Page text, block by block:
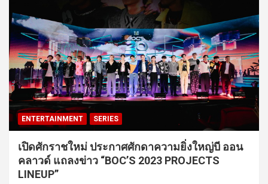
ENTERTAINMENT SERIES
เปิดศักราชใหม่ ประกาศศักดาความยิ่งใหญ่บี ออน
คลาวด์ แถลงข่าว “BOC’S 2023 PROJECTS
LINEUP”